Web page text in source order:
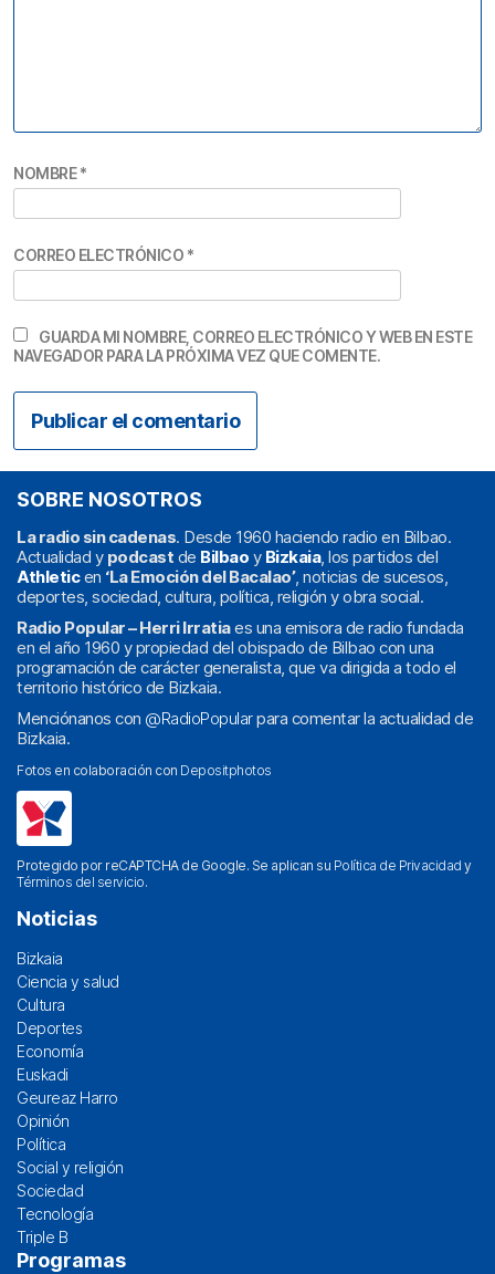
NOMBRE*
CORREO ELECTRÓNICO *
GUARDA MI NOMBRE, CORREO ELECTRÓNICO Y WEB EN ESTE
NAVEGADOR PARA LA PRÓXIMA VEZ QUE COMENTE.
SOBRE NOSOTROS
La radio sin cadenas. Desde 1960 haciendo radio en Bilbao.
Actualidad y podcast de Bilbao y Bizkaia, los partidos del
Athleticen ‘La Emoción del Bacalao’, noticias de sucesos,
deportes, sociedad, cultura, política, religión y obra social.
Radio Popular – Herri Irratiaes una emisora de radio fundada
en el año 1960 y propiedad del obispado de Bilbao con una
programación de carácter generalista, que va dirigida a todo el
territorio histórico de Bizkaia.
Menciónanos con @RadioPopularpara comentar la actualidad de
Bizkaia.
Fotos en colaboración con Depositphotos
Protegido por reCAPTCHA de Google. Se aplican su Política de Privacidad y
Términos del servicio.
Noticias
Bizkaia
Ciencia y salud
Cultura
Deportes
Economía
Euskadi
Geureaz Harro
Opinión
Política
Social y religión
Sociedad
Tecnología
Triple B
Programas